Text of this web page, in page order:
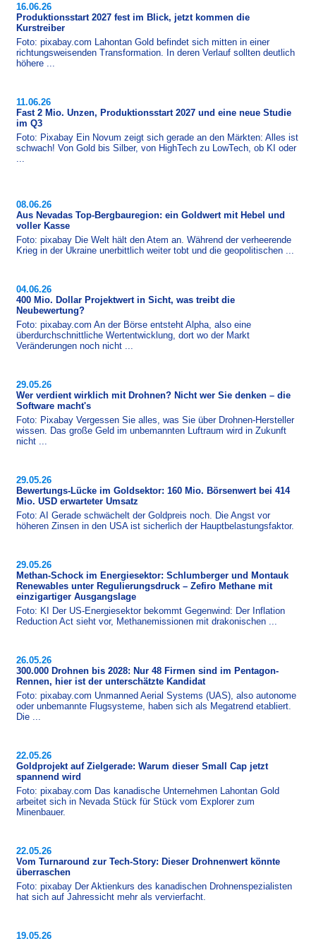
16.06.26
Produktionsstart 2027 fest im Blick, jetzt kommen die
Kurstreiber
Foto: pixabay.com Lahontan Gold befindet sich mitten in einer
richtungsweisenden Transformation. In deren Verlauf sollten deutlich
höhere ...
11.06.26
Fast 2 Mio. Unzen, Produktionsstart 2027 und eine neue Studie
im Q3
Foto: Pixabay Ein Novum zeigt sich gerade an den Märkten: Alles ist
schwach! Von Gold bis Silber, von HighTech zu LowTech, ob KI oder
08.06.26
Aus Nevadas Top-Bergbauregion: ein Goldwert mit Hebel und
voller Kasse
Foto: pixabay Die Welt hält den Atem an. Während der verheerende
Krieg in der Ukraine unerbittlich weiter tobt und die geopolitischen ...
04.06.26
400 Mio. Dollar Projektwert in Sicht, was treibt die
Neubewertung?
Foto: pixabay.com An der Börse entsteht Alpha, also eine
überdurchschnittliche Wertentwicklung, dort wo der Markt
Veränderungen noch nicht ...
29.05.26
Wer verdient wirklich mit Drohnen? Nicht wer Sie denken – die
Software macht's
Foto: Pixabay Vergessen Sie alles, was Sie über Drohnen-​Hersteller
wissen. Das große Geld im unbemannten Luftraum wird in Zukunft
nicht ...
29.05.26
Bewertungs-Lücke im Goldsektor: 160 Mio. Börsenwert bei 414
Mio. USD erwarteter Umsatz
Foto: AI Gerade schwächelt der Goldpreis noch. Die Angst vor
höheren Zinsen in den USA ist sicherlich der Hauptbelastungsfaktor.
29.05.26
Methan-Schock im Energiesektor: Schlumberger und Montauk
Renewables unter Regulierungsdruck – Zefiro Methane mit
einzigartiger Ausgangslage
Foto: KI Der US-​Energiesektor bekommt Gegenwind: Der Inflation
Reduction Act sieht vor, Methanemissionen mit drakonischen ...
26.05.26
300.000 Drohnen bis 2028: Nur 48 Firmen sind im Pentagon-
Rennen, hier ist der unterschätzte Kandidat
Foto: pixabay.com Unmanned Aerial Systems (UAS), also autonome
oder unbemannte Flugsysteme, haben sich als Megatrend etabliert.
Die ...
22.05.26
Goldprojekt auf Zielgerade: Warum dieser Small Cap jetzt
spannend wird
Foto: pixabay.com Das kanadische Unternehmen Lahontan Gold
arbeitet sich in Nevada Stück für Stück vom Explorer zum
Minenbauer.
22.05.26
Vom Turnaround zur Tech-Story: Dieser Drohnenwert könnte
überraschen
Foto: pixabay Der Aktienkurs des kanadischen Drohnenspezialisten
hat sich auf Jahressicht mehr als vervierfacht.
19.05.26